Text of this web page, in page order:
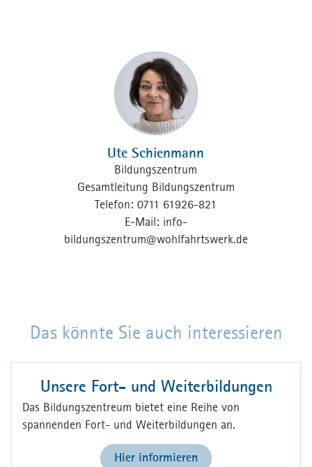
Ute Schienmann
Bildungszentrum
Gesamtleitung Bildungszentrum
Telefon: 0711 61926-821
E-Mail: info-
bildungszentrum@wohlfahrtswerk.de
Das könnte Sie auch interessieren
Unsere Fort- und Weiterbildungen
Das Bildungszentreum bietet eine Reihe von
spannenden Fort- und Weiterbildungen an.
Hier informieren